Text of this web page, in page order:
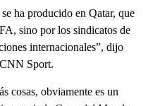
ha producido en Qatar, que
sino por los sindicatos de
internacionales”, dijo
Sport.
cosas, obviamente es un